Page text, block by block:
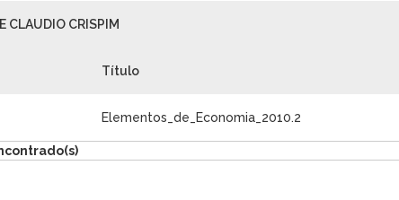
CLAUDIO CRISPIM
Título
Elementos_de_Economia_2010.2